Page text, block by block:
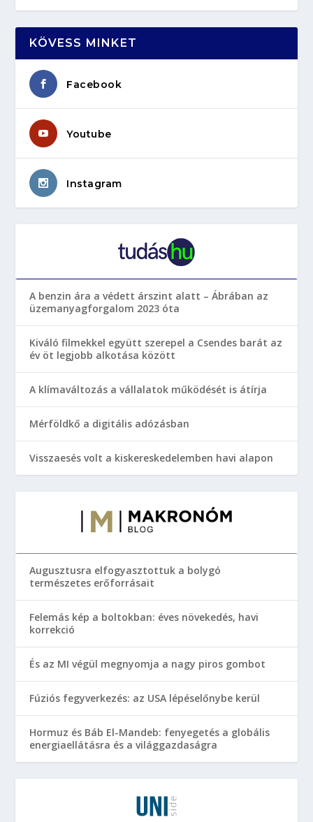
KÖVESS MINKET
Facebook
Youtube
Instagram
A benzin ára a védett árszint alatt – Ábrában az
üzemanyagforgalom 2023 óta
Kiváló filmekkel együtt szerepel a Csendes barát az
év öt legjobb alkotása között
A klímaváltozás a vállalatok működését is átírja
Mérföldkő a digitális adózásban
Visszaesés volt a kiskereskedelemben havi alapon
Augusztusra elfogyasztottuk a bolygó
természetes erőforrásait
Felemás kép a boltokban: éves növekedés, havi
korrekció
És az MI végül megnyomja a nagy piros gombot
Fúziós fegyverkezés: az USA lépéselőnybe kerül
Hormuz és Báb El-Mandeb: fenyegetés a globális
energiaellátásra és a világgazdaságra